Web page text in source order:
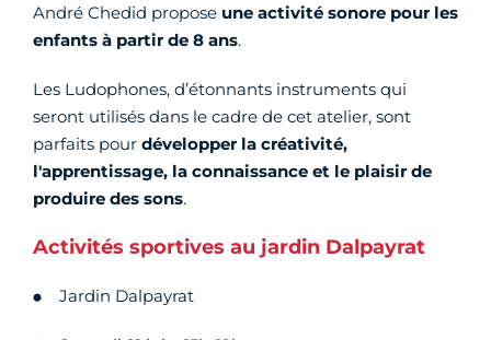
André Chedid propose une activité sonore pour les
enfants à partir de 8 ans.
Les Ludophones, d’étonnants instruments qui
seront utilisés dans le cadre de cet atelier, sont
parfaits pour développer la créativité,
l'apprentissage, la connaissance et le plaisir de
produire des sons.
Activités sportives au jardin Dalpayrat
Jardin Dalpayrat